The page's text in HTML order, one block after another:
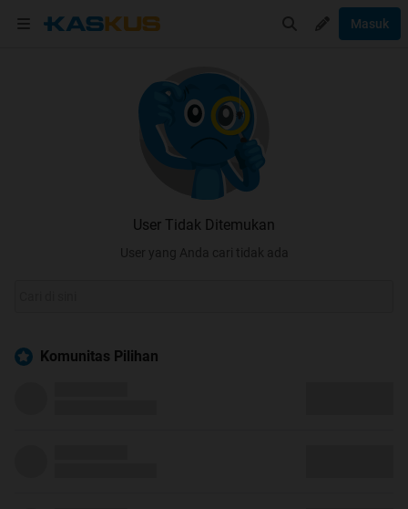
Masuk
User Tidak Ditemukan
User yang Anda cari tidak ada
Komunitas Pilihan